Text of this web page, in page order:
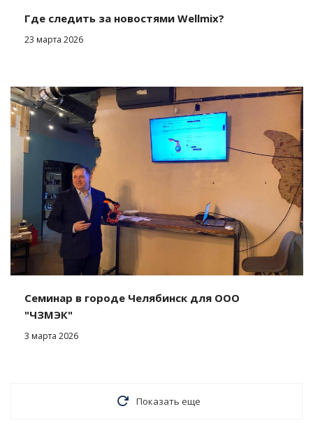
Где следить за новостями Wellmix?
23 марта 2026
Семинар в городе Челябинск для ООО
"ЧЗМЭК"
3 марта 2026
Показать еще